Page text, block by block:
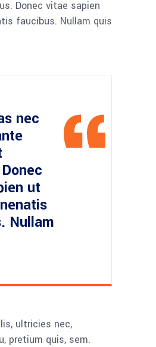
Donec vitae sapien
faucibus. Nullam quis
nec
ut
Nullam
ultricies nec,
pretium quis, sem.